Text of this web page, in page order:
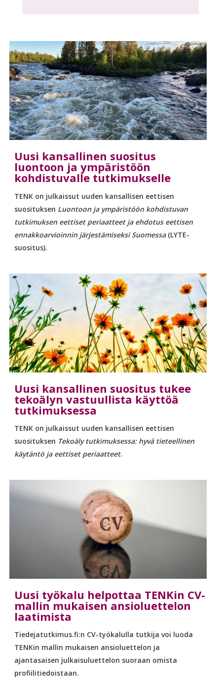
Uusi kansallinen suositus
luontoon ja ympäristöön
kohdistuvalle tutkimukselle
TENK on julkaissut uuden kansallisen eettisen
suosituksen Luontoon ja ympäristöön kohdistuvan
tutkimuksen eettiset periaatteet ja ehdotus eettisen
ennakkoarvioinnin järjestämiseksi Suomessa(LYTE-
suositus).
Uusi kansallinen suositus tukee
tekoälyn vastuullista käyttöä
tutkimuksessa
TENK on julkaissut uuden kansallisen eettisen
suosituksen Tekoäly tutkimuksessa: hyvä tieteellinen
käytäntö ja eettiset periaatteet.
Uusi työkalu helpottaa TENKin CV-
mallin mukaisen ansioluettelon
laatimista
Tiedejatutkimus.fi:n CV-työkalulla tutkija voi luoda
TENKin mallin mukaisen ansioluettelon ja
ajantasaisen julkaisuluettelon suoraan omista
profiilitiedoistaan.